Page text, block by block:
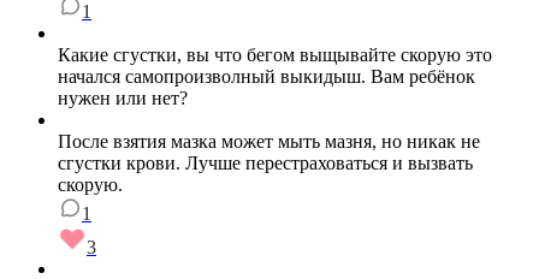
1
Какие сгустки, вы что бегом выщывайте скорую это
начался самопроизволный выкидыш. Вам ребёнок
нужен или нет?
После взятия мазка может мыть мазня, но никак не
сгустки крови. Лучше перестраховаться и вызвать
скорую.
1
3